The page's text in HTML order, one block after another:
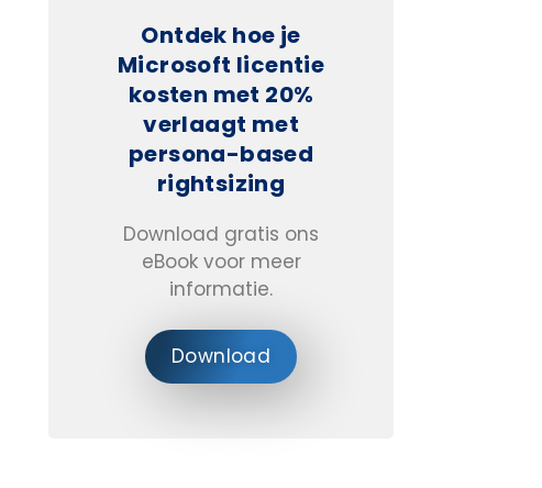
Ontdek hoe je
Microsoft licentie
kosten met 20%
verlaagt met
persona-based
rightsizing
Download gratis ons
eBook voor meer
informatie.
Download